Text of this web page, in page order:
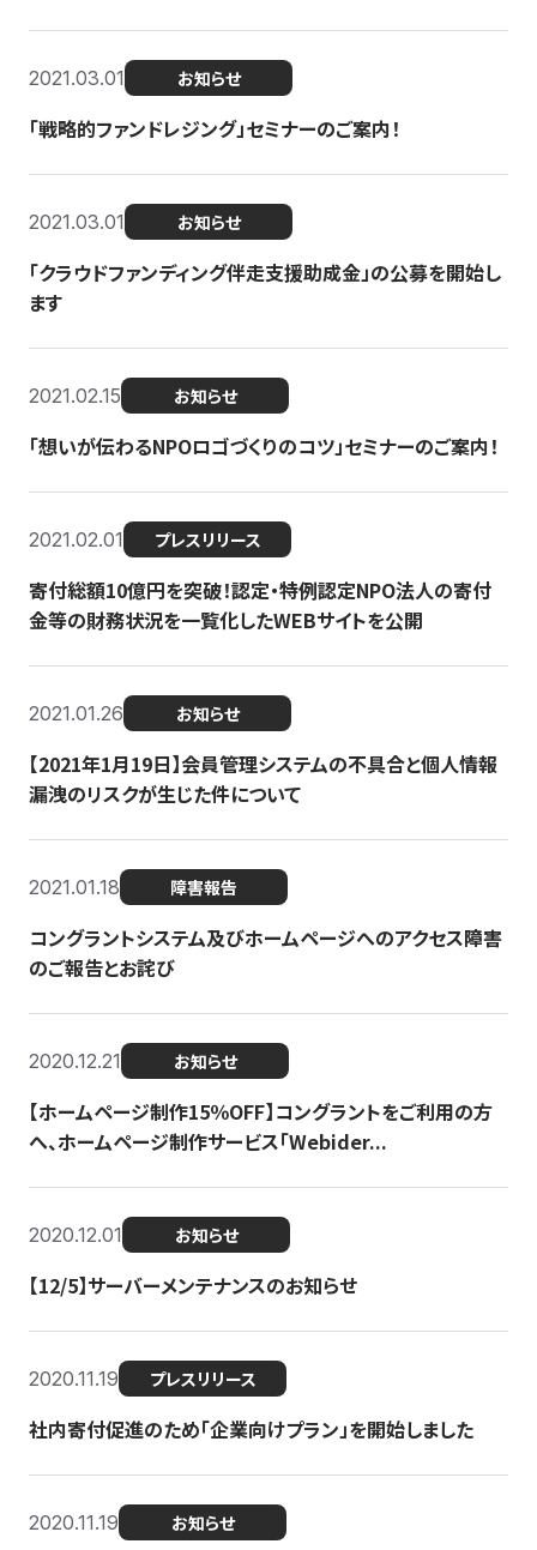
2021.03.01 お知らせ
「戦略的ファンドレジング」セミナーのご案内！
2021.03.01 お知らせ
「クラウドファンディング伴走支援助成金」の公募を開始し
ます
2021.02.15 お知らせ
「想いが伝わるNPOロゴづくりのコツ」セミナーのご案内！
2021.02.01 プレスリリース
寄付総額10億円を突破！認定・特例認定NPO法人の寄付
金等の財務状況を一覧化したWEBサイトを公開
2021.01.26 お知らせ
【2021年1月19日】会員管理システムの不具合と個人情報
漏洩のリスクが生じた件について
2021.01.18 障害報告
コングラントシステム及びホームページへのアクセス障害
のご報告とお詫び
2020.12.21 お知らせ
【ホームページ制作15％OFF】コングラントをご利用の方
へ、ホームページ制作サービス「Webider...
2020.12.01 お知らせ
【12/5】サーバーメンテナンスのお知らせ
2020.11.19 プレスリリース
社内寄付促進のため「企業向けプラン」を開始しました
2020.11.19 お知らせ